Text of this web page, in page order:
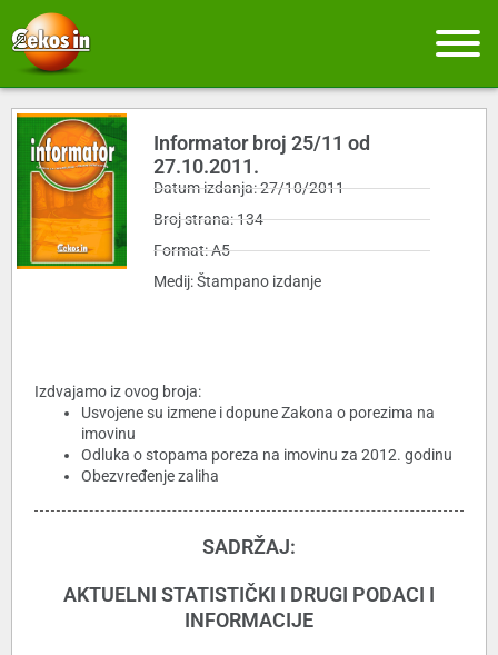
Informator broj 25/11 od
27.10.2011.
Datum izdanja: 27/10/2011
Broj strana: 134
Format: A5
Medij: Štampano izdanje
Izdvajamo iz ovog broja:
Usvojene su izmene i dopune Zakona o porezima na
imovinu
Odluka o stopama poreza na imovinu za 2012. godinu
Obezvređenje zaliha
SADRŽAJ:
AKTUELNI STATISTIČKI I DRUGI PODACI I
INFORMACIJE